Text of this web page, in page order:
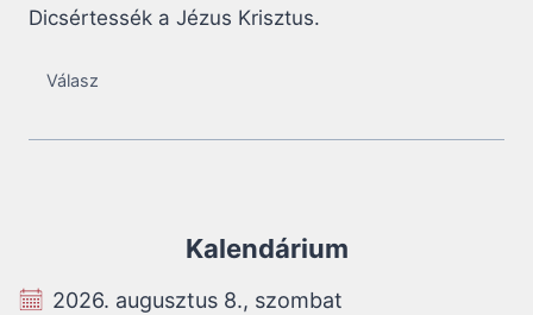
Dicsértessék a Jézus Krisztus.
Válasz
Kalendárium
2026. augusztus 8., szombat